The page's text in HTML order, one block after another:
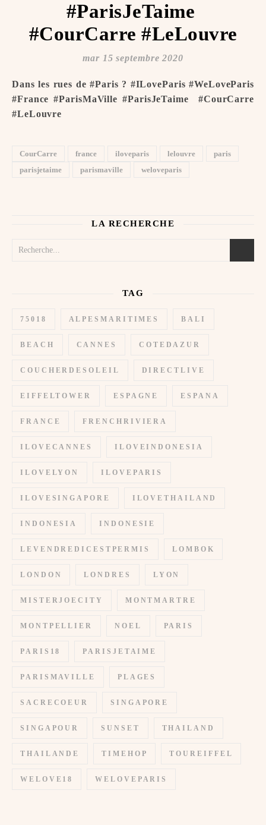
#ParisJeTaime ️
#CourCarre #LeLouvre
mar 15 septembre 2020
Dans les rues de #Paris ? #ILoveParis #WeLoveParis
#France #ParisMaVille #ParisJeTaime ️ #CourCarre
#LeLouvre
CourCarre france iloveparis lelouvre
paris
parisjetaime
parismaville weloveparis
LA RECHERCHE
TAG
75018 ALPESMARITIMES BALI
BEACH CANNES COTEDAZUR
COUCHERDESOLEIL DIRECTLIVE
EIFFELTOWER ESPAGNE ESPANA
FRANCE FRENCHRIVIERA
ILOVECANNES ILOVEINDONESIA
ILOVELYON ILOVEPARIS
ILOVESINGAPORE ILOVETHAILAND
INDONESIA INDONESIE
LEVENDREDICESTPERMIS LOMBOK
LONDON LONDRES LYON
MISTERJOECITY MONTMARTRE
MONTPELLIER NOEL PARIS
PARIS18 PARISJETAIME
PARISMAVILLE PLAGES
SACRECOEUR SINGAPORE
SINGAPOUR SUNSET THAILAND
THAILANDE TIMEHOP TOUREIFFEL
WELOVE18 WELOVEPARIS